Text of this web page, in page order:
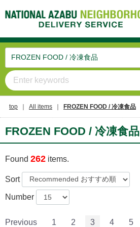
top All items FROZEN FOOD / 冷凍食品
FROZEN FOOD / 冷凍食品
Found 262 items.
Sort
Number
Previous 1 2 3 4 5